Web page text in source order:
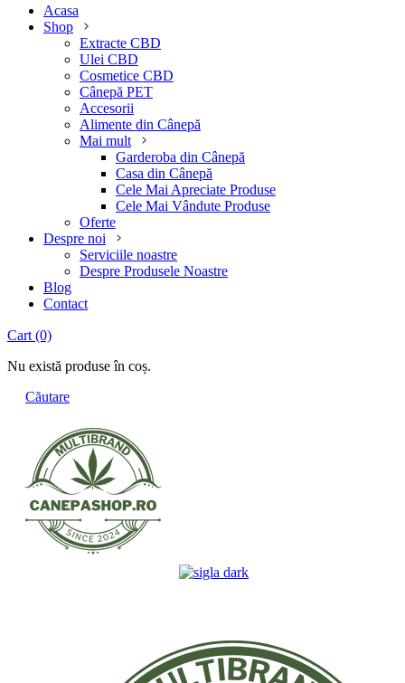
Acasa
Shop
Extracte CBD
Ulei CBD
Cosmetice CBD
Cânepă PET
Accesorii
Alimente din Cânepă
Mai mult
Garderoba din Cânepă
Casa din Cânepă
Cele Mai Apreciate Produse
Cele Mai Vândute Produse
Oferte
Despre noi
Serviciile noastre
Despre Produsele Noastre
Blog
Contact
Cart (0)
Nu există produse în coș.
Căutare